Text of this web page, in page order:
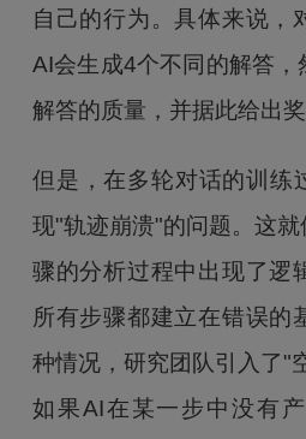
自己的行为。具体来说，
AI会生成4个不同的解答
解答的质量，并据此给出奖
但是，在多轮对话的训练
现"轨迹崩溃"的问题。这
骤的分析过程中出现了逻
所有步骤都建立在错误的
种情况，研究团队引入了"
如果AI在某一步中没有